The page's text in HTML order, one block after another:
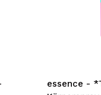
essence -